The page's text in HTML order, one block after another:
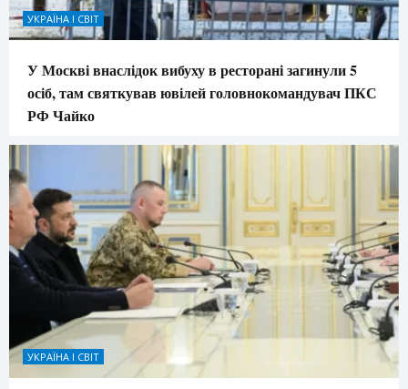
УКРАЇНА І СВІТ
У Москві внаслідок вибуху в ресторані загинули 5
осіб, там святкував ювілей головнокомандувач ПКС
РФ Чайко
УКРАЇНА І СВІТ